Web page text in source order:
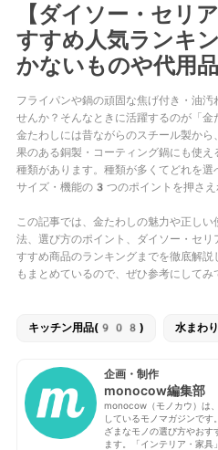
【ダイソー・セリ
すすめ人気ラン
かないものや代用
フライパンや鍋の頑固な焦げ付き・油
せんか？そんなときに活躍するのが
金たわしには昔ながらのスチール製か
果のある銅製・コーティング鍋にも使
種類があります。種類が多くてどれを選
サイズ・機能の3つのポイントを押さえ
この記事では、金たわしの魅力や正し
法、選び方のポイント、ダイソー・セ
すすめ商品のランキングまでを徹底解
もまとめているので、ぜひ参考にしてみ
キッチン用品(908) 水まわ
企画・制作
monocow編集部
monocow（モノカウ）は
しているモノマガジンです
ざまなモノの選び方やおす
ます。「インテリア・家具